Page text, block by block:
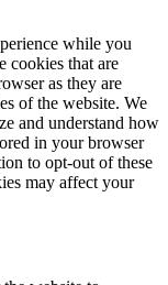
while you
cookies that are
as they are
of the website. We
and understand how
in your browser
to opt-out of these
may affect your